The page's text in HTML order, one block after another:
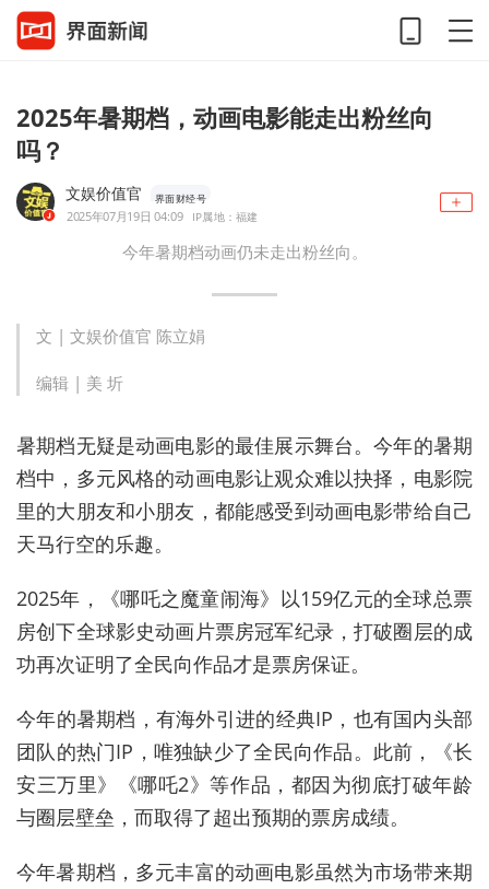
2025年暑期档，动画电影能走出粉丝向
吗？
文娱价值官 界面财经号
2025年07月19日 04:09 IP属地：福建
今年暑期档动画仍未走出粉丝向。
文 | 文娱价值官 陈立娟
编辑 | 美 圻
暑期档无疑是动画电影的最佳展示舞台。今年的暑期
档中，多元风格的动画电影让观众难以抉择，电影院
里的大朋友和小朋友，都能感受到动画电影带给自己
天马行空的乐趣。
2025年，《哪吒之魔童闹海》以159亿元的全球总票
房创下全球影史动画片票房冠军纪录，打破圈层的成
功再次证明了全民向作品才是票房保证。
今年的暑期档，有海外引进的经典IP，也有国内头部
团队的热门IP，唯独缺少了全民向作品。此前，《长
安三万里》《哪吒2》等作品，都因为彻底打破年龄
与圈层壁垒，而取得了超出预期的票房成绩。
今年暑期档，多元丰富的动画电影虽然为市场带来期